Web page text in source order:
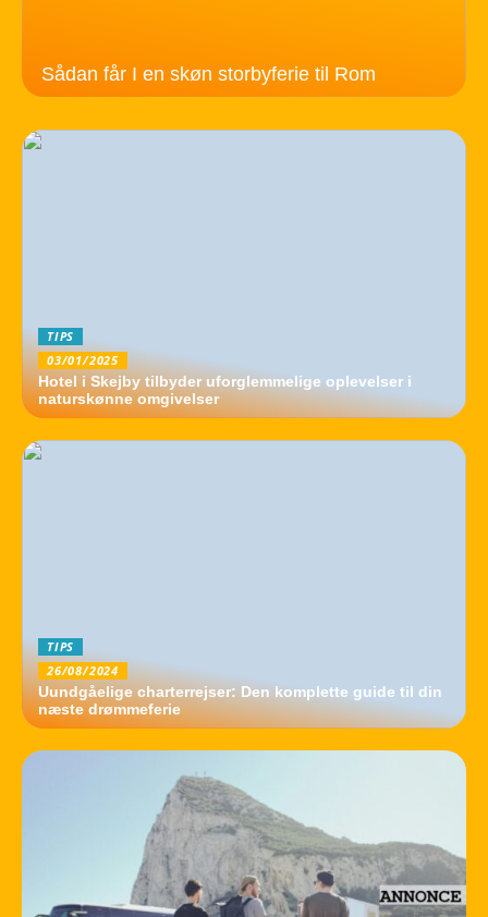
Sådan får I en skøn storbyferie til Rom
TIPS
03/01/2025
Hotel i Skejby tilbyder uforglemmelige oplevelser i
naturskønne omgivelser
TIPS
26/08/2024
Uundgåelige charterrejser: Den komplette guide til din
næste drømmeferie